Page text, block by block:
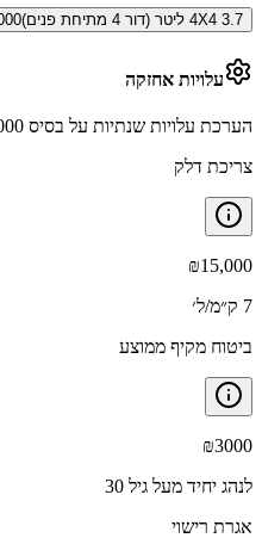
4X4 3.7 ליטר (דור 4 מתיחת פנים)
עלויות אחזקה
הערכת עלויות שנתיות על בסיס 15,000 ק״מ בשנה
צריכת דלק
₪15,000
7 ק״מ/ל׳
ביטוח מקיף ממוצע
₪3000
לנהג יחיד מעל גיל 30
אגרת רישוי